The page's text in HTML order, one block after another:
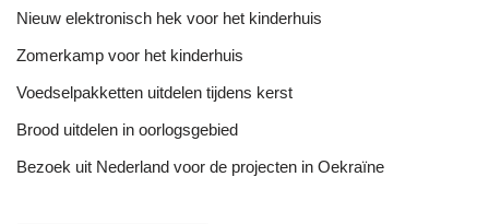
Nieuw elektronisch hek voor het kinderhuis
Zomerkamp voor het kinderhuis
Voedselpakketten uitdelen tijdens kerst
Brood uitdelen in oorlogsgebied
Bezoek uit Nederland voor de projecten in Oekraïne